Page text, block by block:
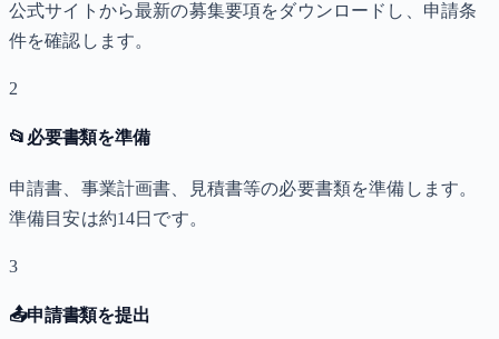
公式サイトから最新の募集要項をダウンロードし、申請条
件を確認します。
2
📂 必要書類を準備
申請書、事業計画書、見積書等の必要書類を準備します。
準備目安は約14日です。
3
📤申請書類を提出